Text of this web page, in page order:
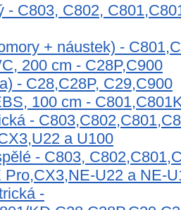
- C803, C802,
+ náustek) -
200 cm - C28P,C900
- C28,C28P, C29,C900
100 cm -
-
a U100
- C803,
U22 a NE-
-